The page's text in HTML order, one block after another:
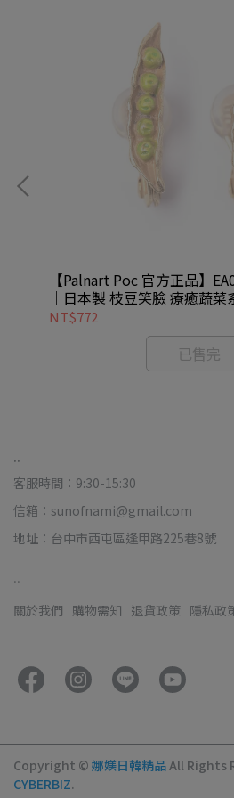
【Palnart Poc 官方正品】
｜日本製 枝豆笑臉 療癒蔬
NT$772
已售完
..
客服時間：9:30-15:30
信箱：sunofnami@gmail.com
地址：台中市西屯區逢甲路225巷8號
..
關於我們 購物需知 退貨政策 隱私政
Copyright © 娜媄日韓精品All Rights
CYBERBIZ.